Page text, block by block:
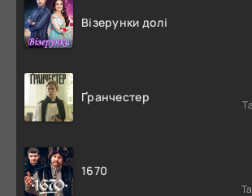
Візерунки долі
Ґранчестер
1670